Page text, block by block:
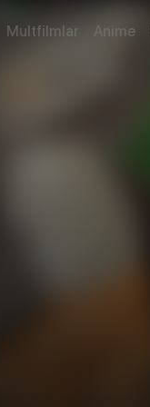
Multfilmlar Anime